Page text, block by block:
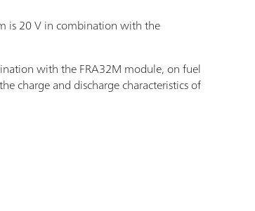
is 20 V in combination with the
with the FRA32M module, on fuel
charge and discharge characteristics of